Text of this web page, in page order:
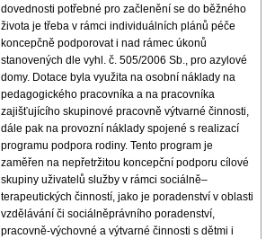
dovednosti potřebné pro začlenění se do běžného
života je třeba v rámci individuálních plánů péče
koncepčně podporovat i nad rámec úkonů
stanovených dle vyhl. č. 505/2006 Sb., pro azylové
domy. Dotace byla využita na osobní náklady na
pedagogického pracovníka a na pracovníka
zajišťujícího skupinové pracovně výtvarné činnosti,
dále pak na provozní náklady spojené s realizací
programu podpora rodiny. Tento program je
zaměřen na nepřetržitou koncepční podporu cílové
skupiny uživatelů služby v rámci sociálně–
terapeutických činností, jako je poradenství v oblasti
vzdělávání či sociálněprávního poradenství,
pracovně-výchovné a výtvarné činnosti s dětmi i